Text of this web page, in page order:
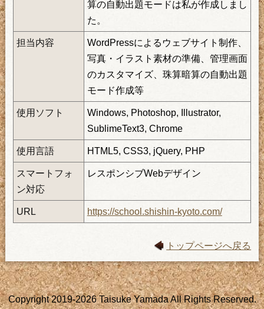
算の自動出題モードは私が作成しまし
た。
担当内容
WordPressによるウェブサイト制作、
写真・イラスト素材の準備、管理画面
のカスタマイズ、珠算暗算の自動出題
モード作成等
使用ソフト
Windows, Photoshop, Illustrator,
SublimeText3, Chrome
使用言語 HTML5, CSS3, jQuery, PHP
スマートフォ
ン対応
レスポンシブWebデザイン
URL https://school.shishin-kyoto.com/
トップページへ戻る
Copyright 2019-2026 Taisuke Yamada All Rights Reserved.